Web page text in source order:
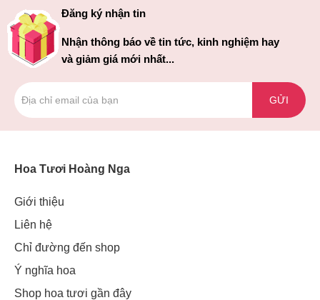
Đăng ký nhận tin
Nhận thông báo về tin tức, kinh nghiệm hay
và giảm giá mới nhất...
GỬI
Hoa Tươi Hoàng Nga
Giới thiệu
Liên hệ
Chỉ đường đến shop
Ý nghĩa hoa
Shop hoa tươi gần đây